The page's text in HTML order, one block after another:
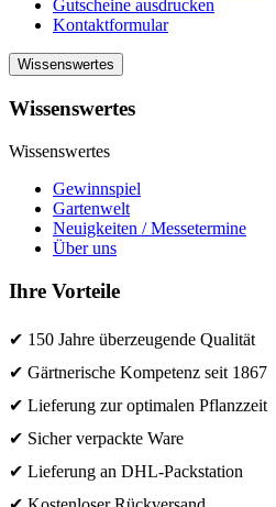
Gutscheine ausdrucken
Kontaktformular
Wissenswertes
Wissenswertes
Wissenswertes
Gewinnspiel
Gartenwelt
Neuigkeiten / Messetermine
Über uns
Ihre Vorteile
✔ 150 Jahre überzeugende Qualität
✔ Gärtnerische Kompetenz seit 1867
✔ Lieferung zur optimalen Pflanzzeit
✔ Sicher verpackte Ware
✔ Lieferung an DHL-Packstation